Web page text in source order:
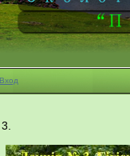
Вход